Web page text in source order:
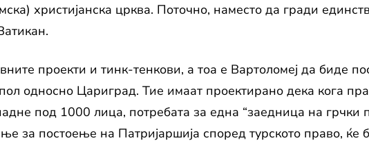
христијанска црква. Поточно, наместо да гради
проекти и тинк-тенкови, а тоа е Вартоломеј да биде
односно Цариград. Тие имаат проектирано дека кога
под 1000 лица, потребата за една “заедница на грчки
за постоење на Патријаршија според турското право, ќе